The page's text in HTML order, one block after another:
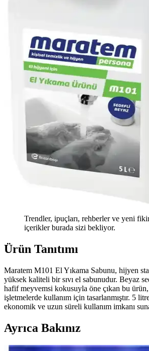
Trendler, ipuçları, rehberler ve yeni
içerikler burada sizi bekliyor.
Ürün Tanıtımı
Maratem M101 El Yıkama Sabunu, hijyen
yüksek kaliteli bir sıvı el sabunudur. Beyaz
hafif meyvemsi kokusuyla öne çıkan bu
işletmelerde kullanım için tasarlanmıştır. 5
ekonomik ve uzun süreli kullanım imkanı
Ayrıca Bakınız